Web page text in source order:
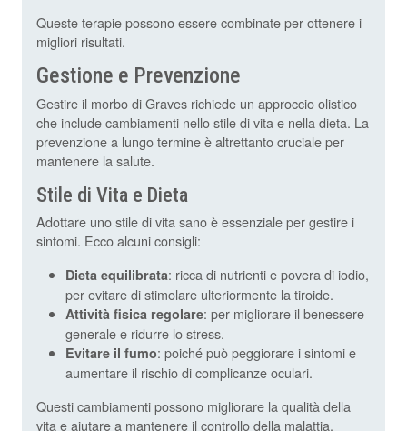
Queste terapie possono essere combinate per ottenere i
migliori risultati.
Gestione e Prevenzione
Gestire il morbo di Graves richiede un approccio olistico
che include cambiamenti nello stile di vita e nella dieta. La
prevenzione a lungo termine è altrettanto cruciale per
mantenere la salute.
Stile di Vita e Dieta
Adottare uno stile di vita sano è essenziale per gestire i
sintomi. Ecco alcuni consigli:
Dieta equilibrata: ricca di nutrienti e povera di iodio,
per evitare di stimolare ulteriormente la tiroide.
Attività fisica regolare: per migliorare il benessere
generale e ridurre lo stress.
Evitare il fumo: poiché può peggiorare i sintomi e
aumentare il rischio di complicanze oculari.
Questi cambiamenti possono migliorare la qualità della
vita e aiutare a mantenere il controllo della malattia.